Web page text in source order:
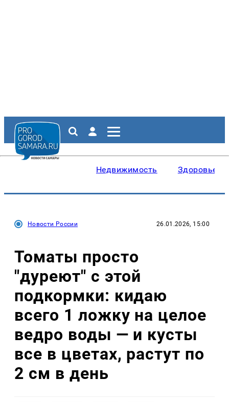
Недвижимость Здоровье
Новости России 26.01.2026, 15:00
Томаты просто
"дуреют" с этой
подкормки: кидаю
всего 1 ложку на целое
ведро воды — и кусты
все в цветах, растут по
2 см в день